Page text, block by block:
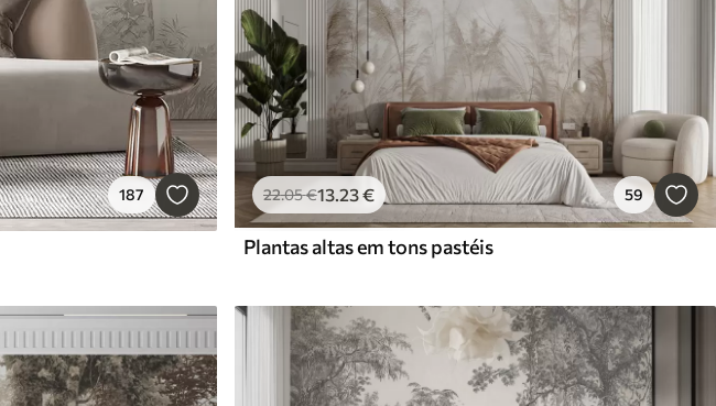
187 22.05€13.23€ 59
Plantas altas em tons pastéis